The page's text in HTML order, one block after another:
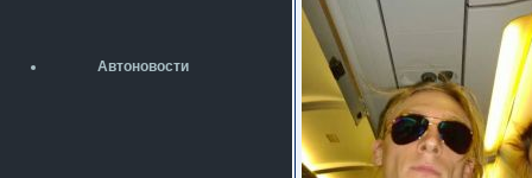
А здесь уже кладбищенская тишина...
Автоновости